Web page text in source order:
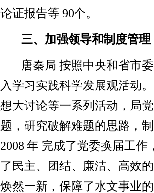
论证报告等 90个。
三、加强领导和制度管
唐秦局 按照中央和省市
入学习实践科学发展观活动
想大讨论等一系列活动，局
题，研究破解难题的思路，
2008 年 完成了党委换届工作
了民主、团结、廉洁、高效
焕然一新，保障了水文事业